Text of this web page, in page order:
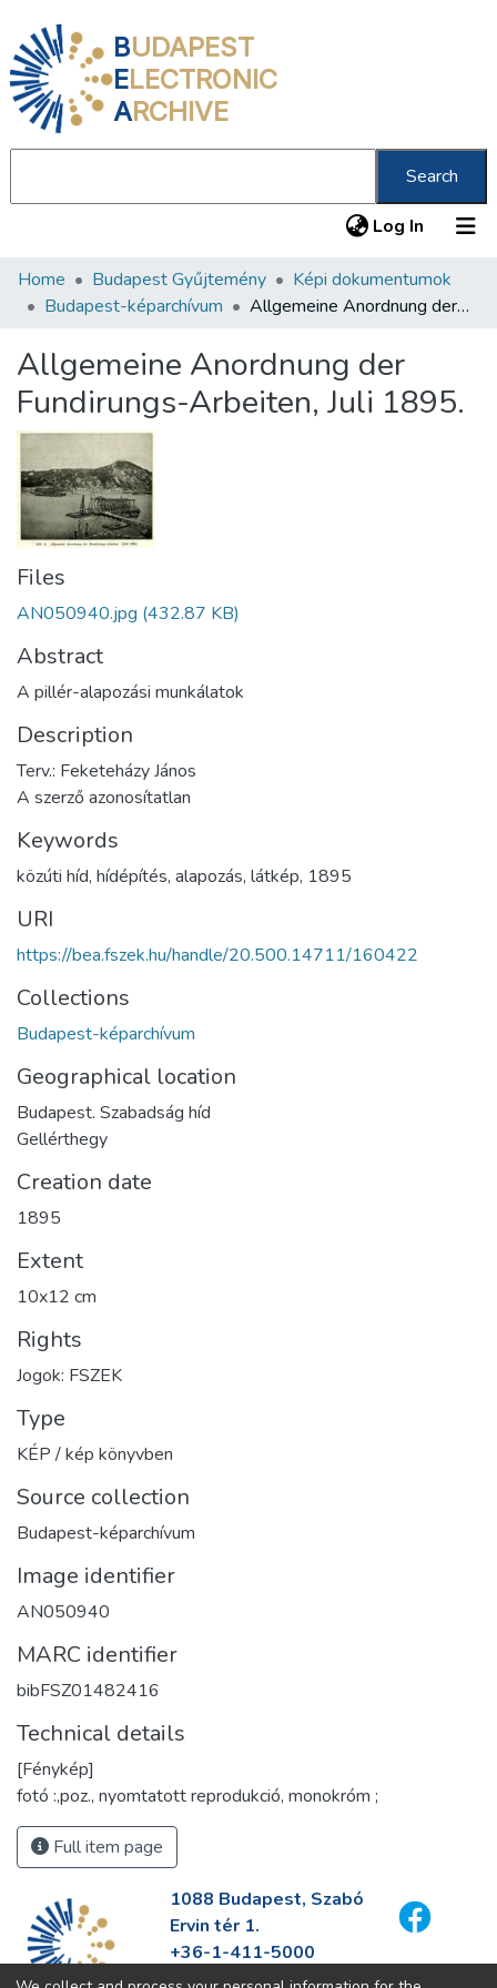
BUDAPEST
ELECTRONIC
ARCHIVE
Search
Log In (current)
Communities & Collections
Statistics
About us
Home Budapest Gyűjtemény
Képi dokumentumok
Budapest-képarchívum
Allgemeine Anordnung der Fundirungs-Arbeiten, Juli 1895.
Allgemeine Anordnung der
Fundirungs-Arbeiten, Juli 1895.
Files
AN050940.jpg (432.87 KB)
Abstract
A pillér-alapozási munkálatok
Description
Terv.: Feketeházy János
A szerző azonosítatlan
Keywords
közúti híd, hídépítés, alapozás, látkép, 1895
URI
https://bea.fszek.hu/handle/20.500.14711/160422
Collections
Budapest-képarchívum
Geographical location
Budapest. Szabadság híd
Gellérthegy
Creation date
1895
Extent
10x12 cm
Rights
Jogok: FSZEK
Type
KÉP / kép könyvben
Source collection
Budapest-képarchívum
Image identifier
AN050940
MARC identifier
bibFSZ01482416
Technical details
[Fénykép]
fotó :,poz., nyomtatott reprodukció, monokróm ;
Full item page
1088 Budapest, Szabó
Ervin tér 1.
+36-1-411-5000
info@fszek.hu